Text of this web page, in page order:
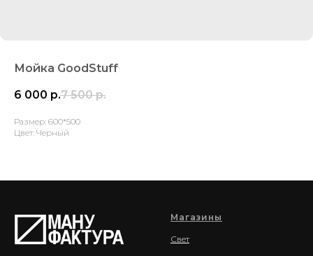
Мойка GoodStuff
6 000 р.7 500 р.
Размер: 600*500
Цвет: Черный
Магазины
Свет